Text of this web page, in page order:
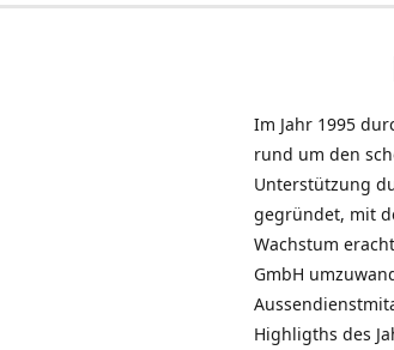
Im Jahr 1995
rund um den
Unterstützung
gegründet, mit
Wachstum
GmbH
Highligths des